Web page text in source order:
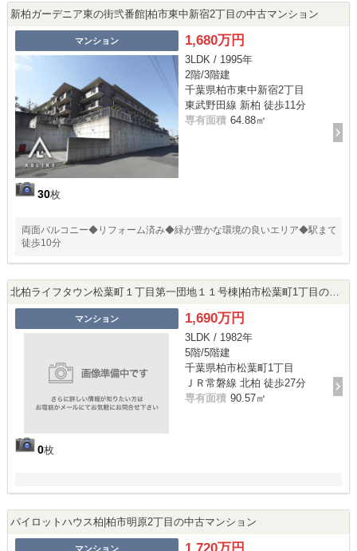
新柏ガーデニア東の街弐番館|柏市東中新宿2丁目の中古マンション
マンション
30枚
1,680万円
3LDK / 1995年
2階/3階建
千葉県柏市東中新宿2丁目
東武野田線 新柏 徒歩11分
専有面積 64.88㎡
両面バルコニー◆リフォーム済み◆緑が豊かな環境の良いエリア◆駅まで
徒歩10分
北柏ライフタウン松葉町１丁目第一団地１１号棟|柏市松葉町1丁目の中古マンション
マンション
0枚
1,690万円
3LDK / 1982年
5階/5階建
千葉県柏市松葉町1丁目
ＪＲ常磐線 北柏 徒歩27分
専有面積 90.57㎡
パイロットハウス柏|柏市明原2丁目の中古マンション
マンション